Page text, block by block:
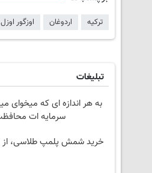
ترکیه اردوغان اوزگور اوزل
تبلیغات
به هر اندازه ای که میخوای
سرمایه ات
خرید شمش پلمپ طلاسی، از ۰.۵ گرم تا ۱۰ گرم